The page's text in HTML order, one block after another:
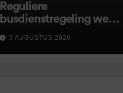
Reguliere
busdienstregeling weer
van start, met kleine
wijzigingen
5 AUGUSTUS 2026